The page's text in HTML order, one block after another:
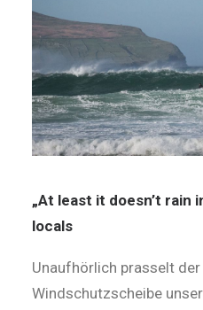
„At least it doesn’t rain
locals
Unaufhörlich prasselt
Windschutzscheibe